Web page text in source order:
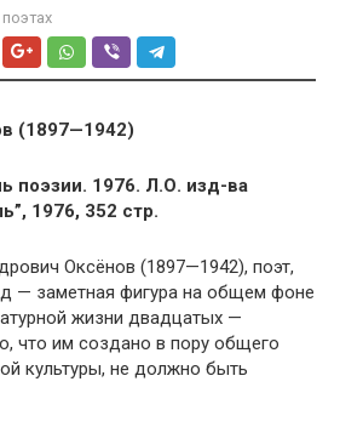
(1897—1942)
поэзии. 1976. Л.О. изд-ва
1976, 352 стр.
Оксёнов (1897—1942), поэт,
— заметная фигура на общем фоне
жизни двадцатых —
что им создано в пору общего
культуры, не должно быть